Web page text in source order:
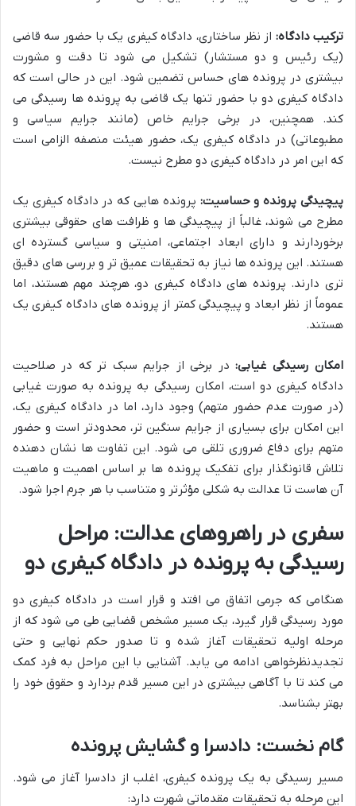
ترکیب دادگاه: از نظر ساختاری، دادگاه کیفری یک با حضور سه قاضی
(یک رئیس و دو مستشار) تشکیل می شود تا دقت و مشورت
بیشتری در پرونده های حساس تضمین شود. این در حالی است که
دادگاه کیفری دو با حضور تنها یک قاضی به پرونده ها رسیدگی می
کند. همچنین، در برخی جرایم خاص (مانند جرایم سیاسی و
مطبوعاتی) در دادگاه کیفری یک، حضور هیئت منصفه الزامی است
که این امر در دادگاه کیفری دو مطرح نیست.
پیچیدگی پرونده و حساسیت: پرونده هایی که در دادگاه کیفری یک
مطرح می شوند، غالباً از پیچیدگی ها و ظرافت های حقوقی بیشتری
برخوردارند و دارای ابعاد اجتماعی، امنیتی و سیاسی گسترده ای
هستند. این پرونده ها نیاز به تحقیقات عمیق تر و بررسی های دقیق
تری دارند. پرونده های دادگاه کیفری دو، هرچند مهم هستند، اما
عموماً از نظر ابعاد و پیچیدگی کمتر از پرونده های دادگاه کیفری یک
هستند.
امکان رسیدگی غیابی:در برخی از جرایم سبک تر که در صلاحیت
دادگاه کیفری دو است، امکان رسیدگی به پرونده به صورت غیابی
(در صورت عدم حضور متهم) وجود دارد، اما در دادگاه کیفری یک،
این امکان برای بسیاری از جرایم سنگین تر، محدودتر است و حضور
متهم برای دفاع ضروری تلقی می شود. این تفاوت ها نشان دهنده
تلاش قانونگذار برای تفکیک پرونده ها بر اساس اهمیت و ماهیت
آن هاست تا عدالت به شکلی مؤثرتر و متناسب با هر جرم اجرا شود.
سفری در راهروهای عدالت: مراحل
رسیدگی به پرونده در دادگاه کیفری دو
هنگامی که جرمی اتفاق می افتد و قرار است در دادگاه کیفری دو
مورد رسیدگی قرار گیرد، یک مسیر مشخص قضایی طی می شود که از
مرحله اولیه تحقیقات آغاز شده و تا صدور حکم نهایی و حتی
تجدیدنظرخواهی ادامه می یابد. آشنایی با این مراحل به فرد کمک
می کند تا با آگاهی بیشتری در این مسیر قدم بردارد و حقوق خود را
بهتر بشناسد.
گام نخست: دادسرا و گشایش پرونده
مسیر رسیدگی به یک پرونده کیفری، اغلب از دادسرا آغاز می شود.
این مرحله به تحقیقات مقدماتی شهرت دارد: